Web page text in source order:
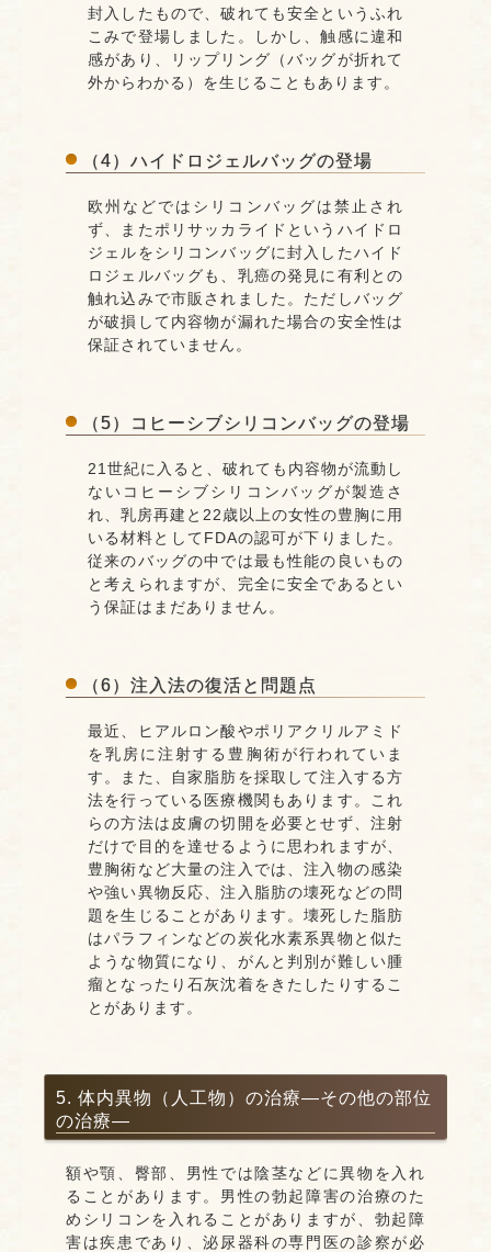
封入したもので、破れても安全というふれ
こみで登場しました。しかし、触感に違和
感があり、リップリング（バッグが折れて
外からわかる）を生じることもあります。
（4）ハイドロジェルバッグの登場
欧州などではシリコンバッグは禁止され
ず、またポリサッカライドというハイドロ
ジェルをシリコンバッグに封入したハイド
ロジェルバッグも、乳癌の発見に有利との
触れ込みで市販されました。ただしバッグ
が破損して内容物が漏れた場合の安全性は
保証されていません。
（5）コヒーシブシリコンバッグの登場
21世紀に入ると、破れても内容物が流動し
ないコヒーシブシリコンバッグが製造さ
れ、乳房再建と22歳以上の女性の豊胸に用
いる材料としてFDAの認可が下りました。
従来のバッグの中では最も性能の良いもの
と考えられますが、完全に安全であるとい
う保証はまだありません。
（6）注入法の復活と問題点
最近、ヒアルロン酸やポリアクリルアミド
を乳房に注射する豊胸術が行われていま
す。また、自家脂肪を採取して注入する方
法を行っている医療機関もあります。これ
らの方法は皮膚の切開を必要とせず、注射
だけで目的を達せるように思われますが、
豊胸術など大量の注入では、注入物の感染
や強い異物反応、注入脂肪の壊死などの問
題を生じることがあります。壊死した脂肪
はパラフィンなどの炭化水素系異物と似た
ような物質になり、がんと判別が難しい腫
瘤となったり石灰沈着をきたしたりするこ
とがあります。
5. 体内異物（人工物）の治療―その他の部位
の治療―
額や顎、臀部、男性では陰茎などに異物を入れ
ることがあります。男性の勃起障害の治療のた
めシリコンを入れることがありますが、勃起障
害は疾患であり、泌尿器科の専門医の診察が必